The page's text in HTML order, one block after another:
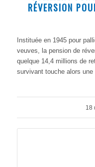
RÉVERSION
Instituée en 1945 pour
veuves, la pension de
quelque 14,4 millions de
survivant touche alors
18